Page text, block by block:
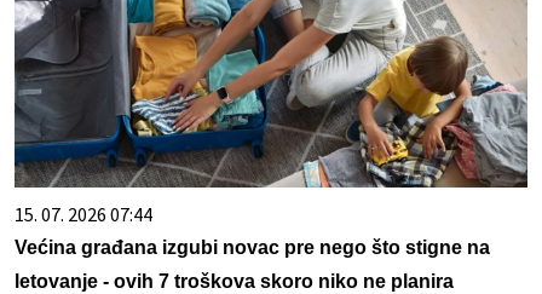
15. 07. 2026 07:44
Većina građana izgubi novac pre nego što stigne na
letovanje - ovih 7 troškova skoro niko ne planira